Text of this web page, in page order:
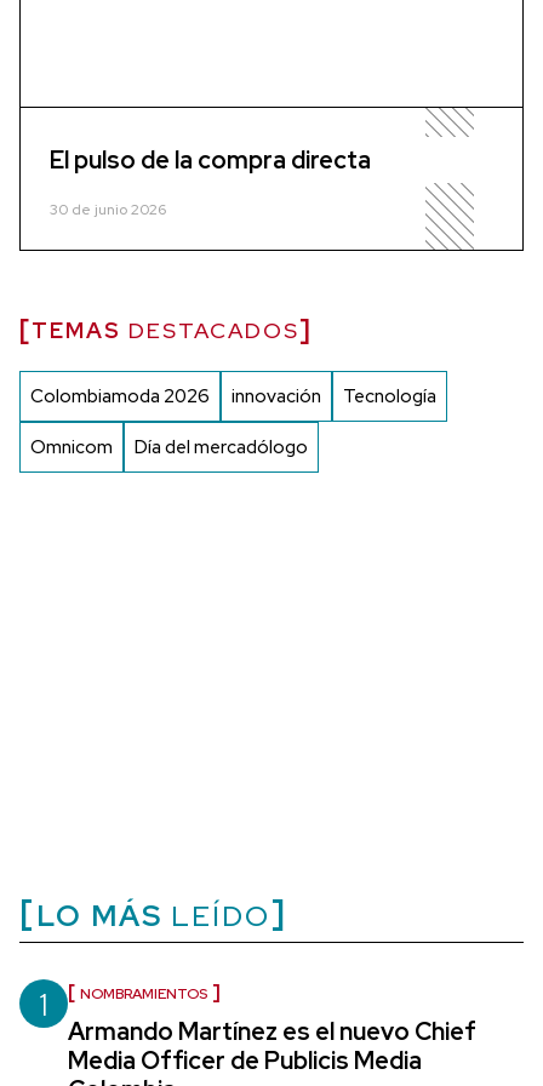
El pulso de la compra directa
30 de junio 2026
TEMAS DESTACADOS
Colombiamoda 2026 innovación Tecnología
Omnicom Día del mercadólogo
LO MÁS LEÍDO
1 NOMBRAMIENTOS
Armando Martínez es el nuevo Chief
Media Officer de Publicis Media